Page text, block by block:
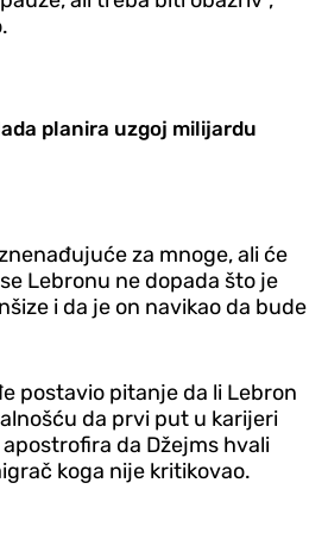
planira uzgoj milijardu
za mnoge, ali će
Lebronu ne dopada što je
i da je on navikao da bude
postavio pitanje da li Lebron
da prvi put u karijeri
da Džejms hvali
koga nije kritikovao.